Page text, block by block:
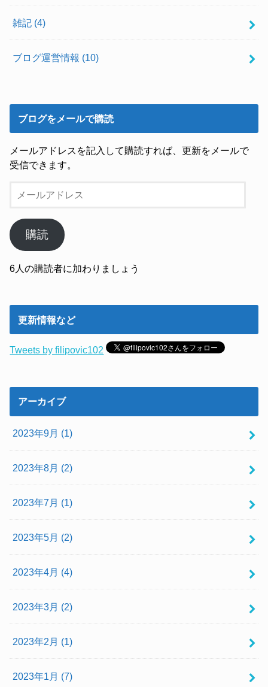
雑記 (4)
ブログ運営情報 (10)
ブログをメールで購読
メールアドレスを記入して購読すれば、更新をメールで
受信できます。
ー
ア
ド
ス
購読
6人の購読者に加わりましょう
更新情報など
Tweets by filipovic102
アーカイブ
2023年9月 (1)
2023年8月 (2)
2023年7月 (1)
2023年5月 (2)
2023年4月 (4)
2023年3月 (2)
2023年2月 (1)
2023年1月 (7)